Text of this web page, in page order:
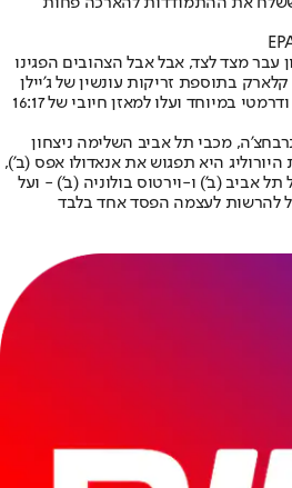
עבר מצד לצד, אבל אבל הצהובים הפגינו
קלארק בתוספת זריקות עונשין של ג'יילן
הורד הבטיחו ניצחון משמעותי ודרמטי במיוחד ועלו למאזן חיובי של 16:17
מכבי תל אביב השלימה ניצחון
היא תפגוש את אנאדולו אפס (ב'),
אביב (ב') ו-וירטוס בולוניה (ב') - ועל
להרשות לעצמה הפסד אחד בלבד